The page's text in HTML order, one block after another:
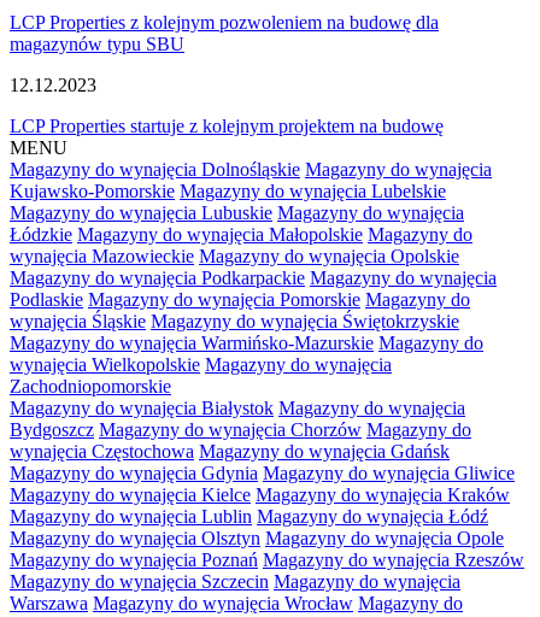
LCP Properties z kolejnym pozwoleniem na budowę dla
magazynów typu SBU
12.12.2023
LCP Properties startuje z kolejnym projektem na budowę
MENU
Magazyny do wynajęcia Dolnośląskie Magazyny do wynajęcia
Kujawsko-Pomorskie Magazyny do wynajęcia Lubelskie
Magazyny do wynajęcia Lubuskie Magazyny do wynajęcia
Łódzkie Magazyny do wynajęcia Małopolskie Magazyny do
wynajęcia Mazowieckie Magazyny do wynajęcia Opolskie
Magazyny do wynajęcia Podkarpackie Magazyny do wynajęcia
Podlaskie Magazyny do wynajęcia Pomorskie Magazyny do
wynajęcia Śląskie Magazyny do wynajęcia Świętokrzyskie
Magazyny do wynajęcia Warmińsko-Mazurskie Magazyny do
wynajęcia Wielkopolskie Magazyny do wynajęcia
Zachodniopomorskie
Magazyny do wynajęcia Białystok Magazyny do wynajęcia
Bydgoszcz Magazyny do wynajęcia Chorzów Magazyny do
wynajęcia Częstochowa Magazyny do wynajęcia Gdańsk
Magazyny do wynajęcia Gdynia Magazyny do wynajęcia Gliwice
Magazyny do wynajęcia Kielce Magazyny do wynajęcia Kraków
Magazyny do wynajęcia Lublin Magazyny do wynajęcia Łódź
Magazyny do wynajęcia Olsztyn Magazyny do wynajęcia Opole
Magazyny do wynajęcia Poznań Magazyny do wynajęcia Rzeszów
Magazyny do wynajęcia Szczecin Magazyny do wynajęcia
Warszawa Magazyny do wynajęcia Wrocław Magazyny do